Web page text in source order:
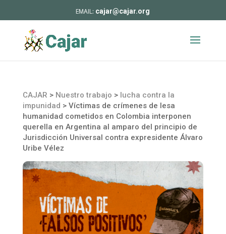
cajar@cajar.org
CAJAR > Nuestro trabajo > lucha contra la
impunidad > Víctimas de crímenes de lesa
humanidad cometidos en Colombia interponen
querella en Argentina al amparo del principio de
Jurisdicción Universal contra expresidente Álvaro
Uribe Vélez